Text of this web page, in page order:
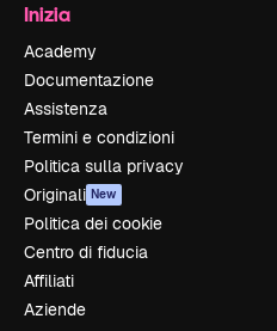
Inizia
Academy
Documentazione
Assistenza
Termini e condizioni
Politica sulla privacy
Originali New
Politica dei cookie
Centro di fiducia
Affiliati
Aziende